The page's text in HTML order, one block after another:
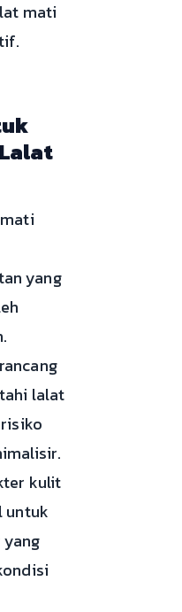
mati
yang
lalat
kulit
untuk